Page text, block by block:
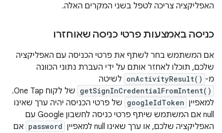
האפליקציה צריכה לטפל בשני המקרים האלה.
כניסה באמצעות פרטי כניסה שאוחזרו
אם המשתמש בחר לשתף את פרטי הכניסה עם האפליקציה
שלכם, תוכלו לאחזר אותם על ידי העברת נתוני הכוונה
מ- onActivityResult() לשיטה
getSignInCredentialFromIntent()
של לקוח One Tap.
למאפיין googleIdToken של פרטי הכניסה יהיה ערך שאינו
null אם המשתמש שיתף פרטי כניסה לחשבון Google עם
האפליקציה שלכם, או ערך שאינו null למאפיין
password אם